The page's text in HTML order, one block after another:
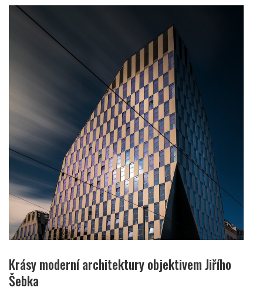
Krásy moderní architektury objektivem Jiřího
Šebka